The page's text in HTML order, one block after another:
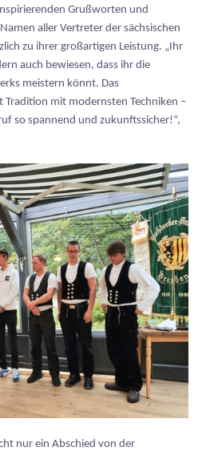
Grußworten und
aller Vertreter der sächsischen
zu ihrer großartigen Leistung. „Ihr
auch bewiesen, dass ihr die
meistern könnt. Das
mit modernsten Techniken –
so spannend und zukunftssicher!“,
nur ein Abschied von der